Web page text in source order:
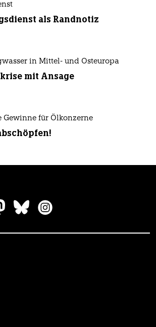
als Randnotiz
in Mittel- und Osteuropa
mit Ansage
Gewinne für Ölkonzerne